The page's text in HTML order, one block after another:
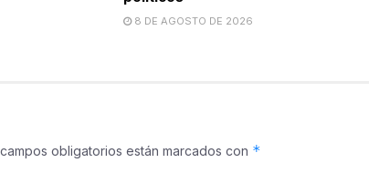
8 DE AGOSTO DE 2026
obligatorios están marcados con *